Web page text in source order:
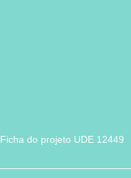
Ficha do projeto UDE 12449